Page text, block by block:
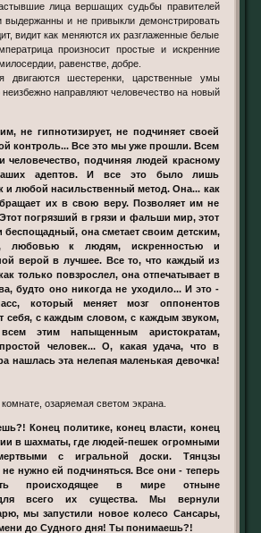
лица вершащих судьбы правителей
и не привыкли демонстрировать
видит как меняются их разглаженные белые
произносит простые и искренние
равенстве, добре.
двигаются шестеренки, царственные умы
направляют человечество на новый
не гипнотизирует, не подчиняет своей
контроль... Все это мы уже прошли. Всем
человечество, подчиняя людей красному
адептов. И все это было лишь
и любой насильственный метод. Она... как
их в свою веру. Позволяет им не
погрязший в грязи и фальши мир, этот
беспощадный, она сметает своим детским,
любовью к людям, искренностью и
верой в лучшее. Все то, что каждый из
только повзрослел, она отпечатывает в
будто оно никогда не уходило... И это -
который меняет мозг оппонентов
себя, с каждым словом, с каждым звуком,
этим напыщенным аристократам,
человек... О, какая удача, что в
нашлась эта нелепая маленькая девочка!
озаряемая светом экрана.
Конец политике, конец власти, конец
в шахматы, где людей-пешек огромными
с игральной доски. Тянцзы
нужно ей подчиняться. Все они - теперь
происходящее в мире отныне
для всего их существа. Мы вернули
мы запустили новое колесо Сансары,
до Судного дня! Ты понимаешь?!